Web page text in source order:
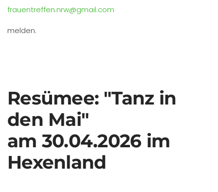
frauentreffen.nrw@gmail.com
melden.
Resümee: "Tanz in
den Mai"
am 30.04.2026 im
Hexenland